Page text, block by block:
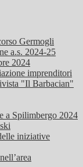
Germogli
a.s. 2024-25
2024
imprenditori
"Il Barbacian"
a Spilimbergo 2024
iniziative